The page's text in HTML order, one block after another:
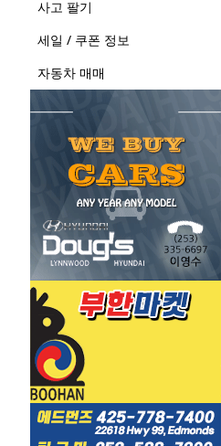
사고 팔기
세일 / 쿠폰 정보
자동차 매매